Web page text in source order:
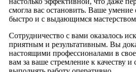
смогла вас остановить. Ваше умение
быстро и с выдающимся
Сотрудничество с вами оказалось
приятным и результативным. Вы
настоящими профессионалами в
вам за ваше стремление к качеству и